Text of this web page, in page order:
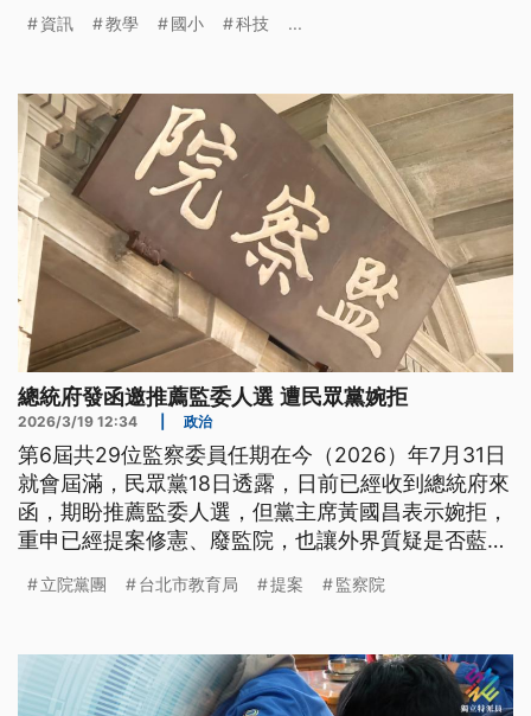
資訊 教學 國小 科技 ...
總統府發函邀推薦監委人選 遭民眾黨婉拒
2026/3/19 12:34 政治
第6屆共29位監察委員任期在今（2026）年7月31日
就會屆滿，民眾黨18日透露，日前已經收到總統府來
函，期盼推薦監委人選，但黨主席黃國昌表示婉拒，
重申已經提案修憲、廢監院，也讓外界質疑是否藍白
立院黨團 台北市教育局 提案 監察院